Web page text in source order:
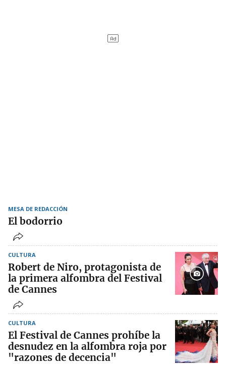
MESA DE REDACCIÓN
El bodorrio
CULTURA
Robert de Niro, protagonista de
la primera alfombra del Festival
de Cannes
CULTURA
El Festival de Cannes prohíbe la
desnudez en la alfombra roja por
"razones de decencia"